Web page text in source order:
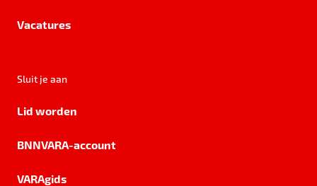
Vacatures
Sluit je aan
Lid worden
BNNVARA-account
VARAgids